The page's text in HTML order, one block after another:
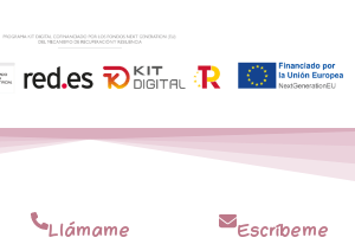
Llámame Escríbeme